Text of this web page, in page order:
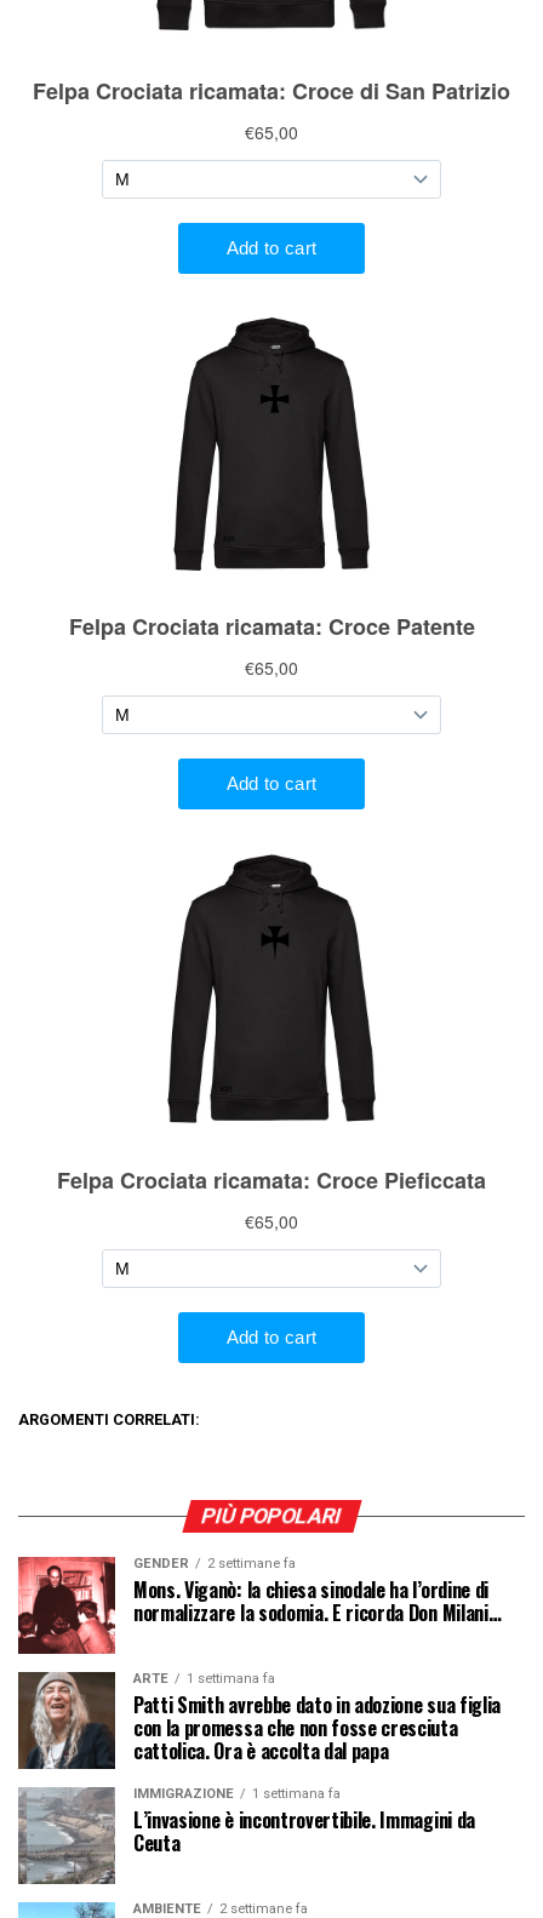
ARGOMENTI CORRELATI:
PIÙ POPOLARI
GENDER 2 settimane fa
Mons. Viganò: la chiesa sinodale ha l’ordine di
normalizzare la sodomia. E ricorda Don Milani…
ARTE 1 settimana fa
Patti Smith avrebbe dato in adozione sua figlia
con la promessa che non fosse cresciuta
cattolica. Ora è accolta dal papa
IMMIGRAZIONE 1 settimana fa
L’invasione è incontrovertibile. Immagini da
Ceuta
AMBIENTE 2 settimane fa